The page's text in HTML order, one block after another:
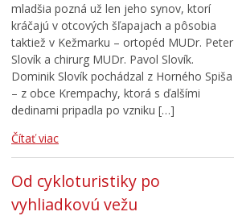
mladšia pozná už len jeho synov, ktorí
kráčajú v otcových šľapajach a pôsobia
taktiež v Kežmarku – ortopéd MUDr. Peter
Slovík a chirurg MUDr. Pavol Slovík.
Dominik Slovík pochádzal z Horného Spiša
– z obce Krempachy, ktorá s ďalšími
dedinami pripadla po vzniku […]
Čítať viac
Od cykloturistiky po
vyhliadkovú vežu